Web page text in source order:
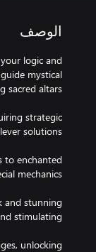
الوصف
logic and
mystical
strategic
to enchanted
and stunning
unlocking